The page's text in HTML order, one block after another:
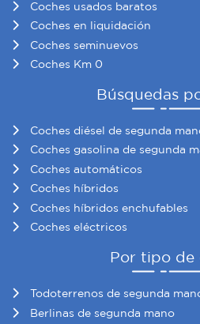
información sobre el uso que
nuestros partners de redes
web, quienes pueden
que les haya proporcionado o
Coches usados baratos
Coches en liquidación
Coches seminuevos
Coches Km 0
Búsquedas
Coches diésel de segunda
Coches gasolina de segunda
Coches automáticos
Coches híbridos
Coches híbridos enchufables
Coches eléctricos
Por tipo de
Todoterrenos de segunda
Berlinas de segunda mano